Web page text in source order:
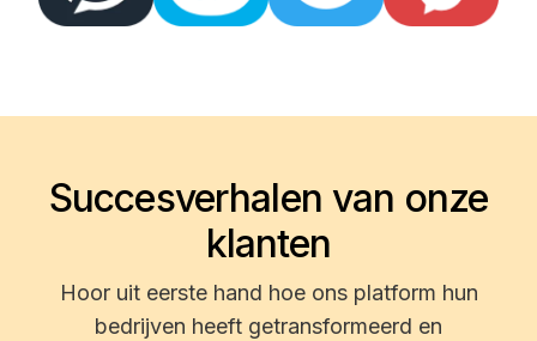
Succesverhalen van onze
klanten
Hoor uit eerste hand hoe ons platform hun
bedrijven heeft getransformeerd en